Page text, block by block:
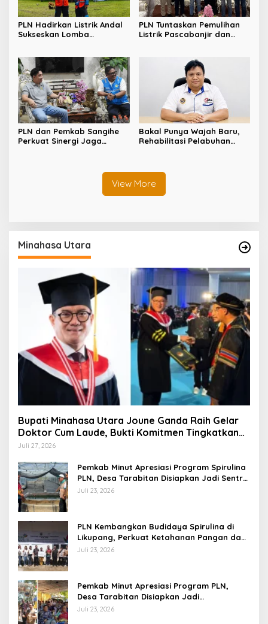
PLN Hadirkan Listrik Andal
Sukseskan Lomba
PLN Tuntaskan Pemulihan
Listrik Pascabanjir dan
PLN dan Pemkab Sangihe
Perkuat Sinergi Jaga
Bakal Punya Wajah Baru,
Rehabilitasi Pelabuhan
View More
Minahasa Utara
Bupati Minahasa Utara Joune Ganda Raih Gelar
Doktor Cum Laude, Bukti Komitmen Tingkatkan
Kualitas Kepemimpinan
Juli 27, 2026
Pemkab Minut Apresiasi Program Spirulina
PLN, Desa Tarabitan Disiapkan Jadi Sentra
Pangan Berbasis Energi Bersih
Juli 23, 2026
PLN Kembangkan Budidaya Spirulina di
Likupang, Perkuat Ketahanan Pangan dan
Ekonomi Masyarakat
Juli 23, 2026
Pemkab Minut Apresiasi Program PLN,
Desa Tarabitan Disiapkan Jadi
Percontohan Ekowisata Berdaya Saing
Juli 23, 2026